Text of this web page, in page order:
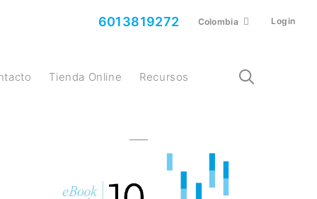
6013819272 Colombia Login
Tienda Online Recursos